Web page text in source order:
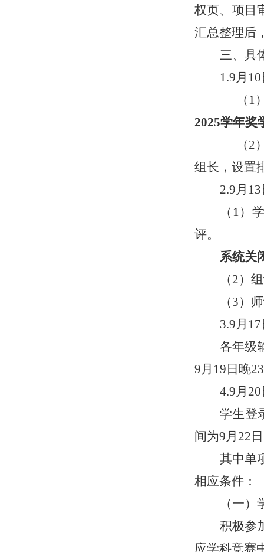
权页、项目
汇总整理后
三、具
1.9月 10
（1
2025学年奖
（2
组长，设置
2.9月 13
（ 1）
评。
系统关
（2）
（3）
3.9月 17
各年级
9月 19 日晚
4.9月 20
学生登
间为9月 22
其中单
相应条件：
（一
积极参
应学科竞赛